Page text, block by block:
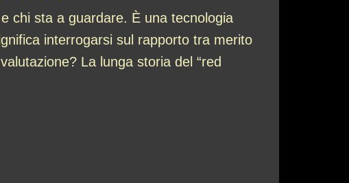
chi sta a guardare. È una tecnologia
interrogarsi sul rapporto tra merito
La lunga storia del “red